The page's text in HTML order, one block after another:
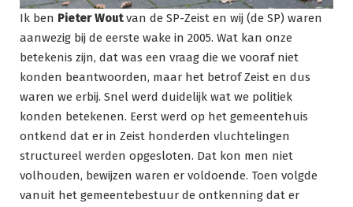
Ik ben Pieter Woutvan de SP-Zeist en wij (de SP) waren
aanwezig bij de eerste wake in 2005. Wat kan onze
betekenis zijn, dat was een vraag die we vooraf niet
konden beantwoorden, maar het betrof Zeist en dus
waren we erbij. Snel werd duidelijk wat we politiek
konden betekenen. Eerst werd op het gemeentehuis
ontkend dat er in Zeist honderden vluchtelingen
structureel werden opgesloten. Dat kon men niet
volhouden, bewijzen waren er voldoende. Toen volgde
vanuit het gemeentebestuur de ontkenning dat er